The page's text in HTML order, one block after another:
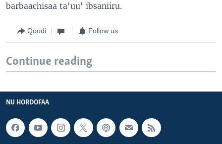
barbaachisaa ta'uu' ibsaniiru.
Qoodi Follow us
Continue reading
NU HORDOFAA